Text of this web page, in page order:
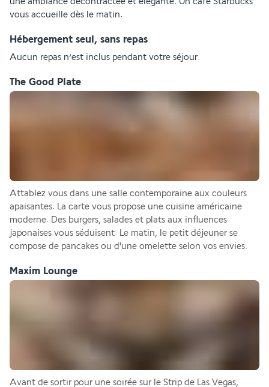
vous accueille dès le matin.
Hébergement seul, sans repas
Aucun repas n’est inclus pendant votre séjour.
The Good Plate
Attablez vous dans une salle contemporaine aux couleurs
apaisantes. La carte vous propose une cuisine américaine
moderne. Des burgers, salades et plats aux influences
japonaises vous séduisent. Le matin, le petit déjeuner se
compose de pancakes ou d'une omelette selon vos envies.
Maxim Lounge
Avant de sortir pour une soirée sur le Strip de Las Vegas,